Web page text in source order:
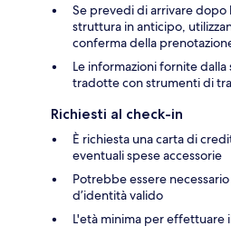
Se prevedi di arrivare dopo
struttura in anticipo,
conferma della
Le informazioni fornite
tradotte con strumenti di
Richiesti al check-in
È richiesta una carta di
eventuali spese accessorie
Potrebbe essere
d’identità valido
L'età minima per effettuare